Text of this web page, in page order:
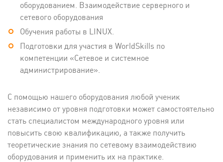
оборудованием. Взаимодействие серверного и
сетевого оборудования
Обучения работы в LINUX.
Подготовки для участия в WorldSkills по
компетенции «Сетевое и системное
администрирование».
С помощью нашего оборудования любой ученик
независимо от уровня подготовки может самостоятельно
стать специалистом международного уровня или
повысить свою квалификацию, а также получить
теоретические знания по сетевому взаимодействию
оборудования и применить их на практике.